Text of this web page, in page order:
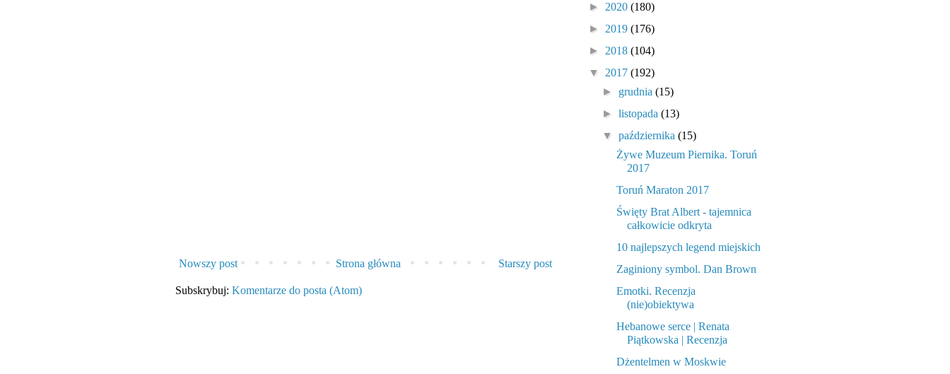
Nowszy post Starszy post
Strona główna
Subskrybuj: Komentarze do posta (Atom)
► 2020 (180)
► 2019 (176)
► 2018 (104)
▼ 2017 (192)
► grudnia(15)
►listopada(13)
▼października(15)
Żywe Muzeum Piernika. Toruń
2017
Toruń Maraton 2017
Święty Brat Albert - tajemnica
całkowicie odkryta
10 najlepszych legend miejskich
Zaginiony symbol. Dan Brown
Emotki. Recenzja
(nie)obiektywa
Hebanowe serce | Renata
Piątkowska | Recenzja
Dżentelmen w Moskwie